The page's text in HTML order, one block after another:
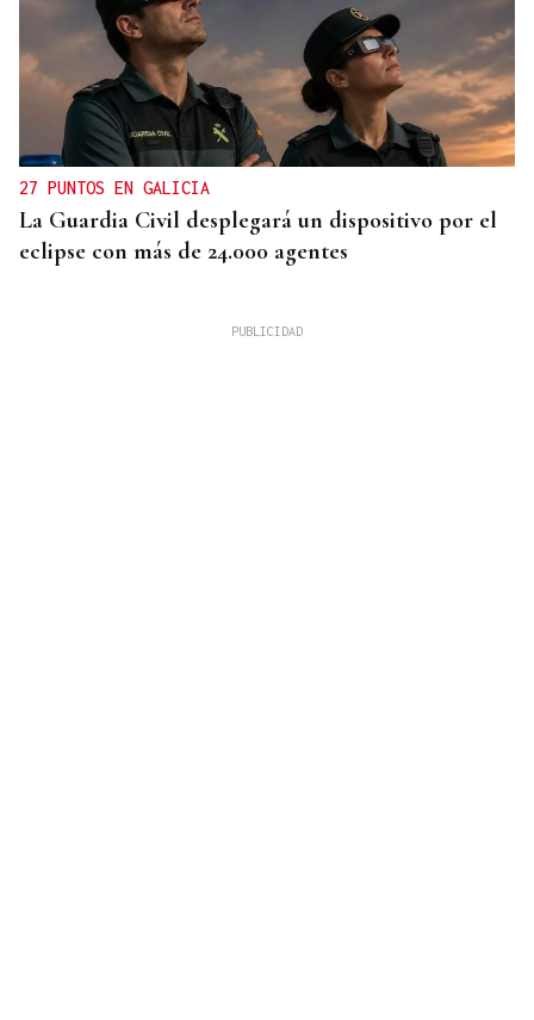
27 PUNTOS EN GALICIA
La Guardia Civil desplegará un dispositivo por el
eclipse con más de 24.000 agentes